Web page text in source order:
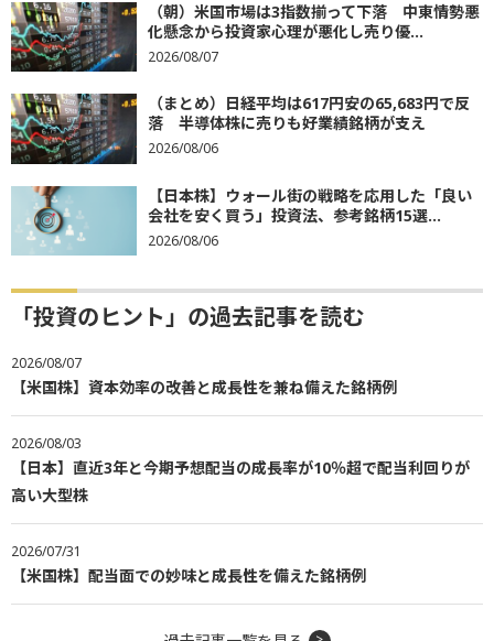
（朝）米国市場は3指数揃って下落 中東情勢悪
化懸念から投資家心理が悪化し売り優...
2026/08/07
（まとめ）日経平均は617円安の65,683円で反
落 半導体株に売りも好業績銘柄が支え
2026/08/06
【日本株】ウォール街の戦略を応用した「良い
会社を安く買う」投資法、参考銘柄15選...
2026/08/06
「投資のヒント」の過去記事を読む
2026/08/07
【米国株】資本効率の改善と成長性を兼ね備えた銘柄例
2026/08/03
【日本】直近3年と今期予想配当の成長率が10％超で配当利回りが
高い大型株
2026/07/31
【米国株】配当面での妙味と成長性を備えた銘柄例